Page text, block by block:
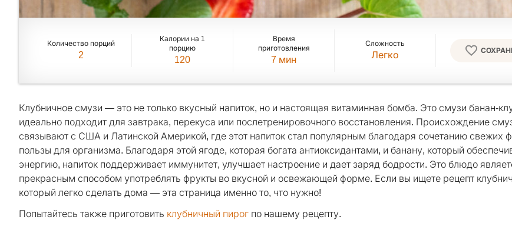
Количество порций
2
Калории на 1
порцию
120
Время
приготовления
7 мин
Сложность
Легко
Клубничное смузи — это не только вкусный напиток, но и настоящая витаминная бомба. Это смузи банан-
идеально подходит для завтрака, перекуса или послетренировочного восстановления. Происхождение
связывают с США и Латинской Америкой, где этот напиток стал популярным благодаря сочетанию свежих
пользы для организма. Благодаря этой ягоде, которая богата антиоксидантами, и банану, который
энергию, напиток поддерживает иммунитет, улучшает настроение и дает заряд бодрости. Это блюдо
прекрасным способом употреблять фрукты во вкусной и освежающей форме. Если вы ищете рецепт
который легко сделать дома — эта страница именно то, что нужно!
Попытайтесь также приготовить клубничный пирог по нашему рецепту.